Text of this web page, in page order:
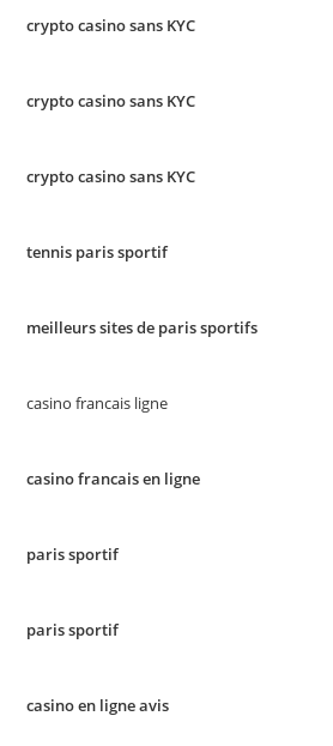
crypto casino sans KYC
crypto casino sans KYC
crypto casino sans KYC
tennis paris sportif
meilleurs sites de paris sportifs
casino francais ligne
casino francais en ligne
paris sportif
paris sportif
casino en ligne avis